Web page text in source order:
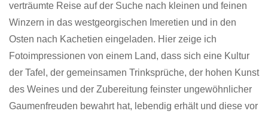
verträumte Reise auf der Suche nach kleinen und feinen
Winzern in das westgeorgischen Imeretien und in den
Osten nach Kachetien eingeladen. Hier zeige ich
Fotoimpressionen von einem Land, dass sich eine Kultur
der Tafel, der gemeinsamen Trinksprüche, der hohen Kunst
des Weines und der Zubereitung feinster ungewöhnlicher
Gaumenfreuden bewahrt hat, lebendig erhält und diese vor